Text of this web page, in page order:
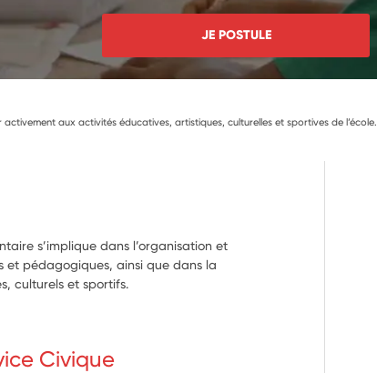
JE POSTULE
activement aux activités éducatives, artistiques, culturelles et sportives de l’école.
s’implique dans l’organisation et
et pédagogiques, ainsi que dans la
culturels et sportifs.
Civique